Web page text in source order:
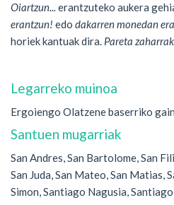
Oiartzun... erantzuteko aukera
erantzun! edo dakarren monedan
horiek kantuak dira. Pareta
Legarreko muinoa
Ergoiengo Olatzene baserriko
Santuen mugarriak
San Andres, San Bartolome, San
San Juda, San Mateo, San Matias,
Simon, Santiago Nagusia, Santiago